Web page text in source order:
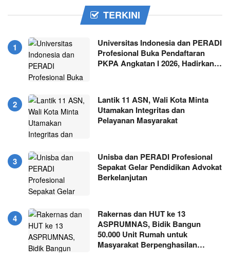
TERKINI
Universitas Indonesia dan PERADI
Profesional Buka Pendaftaran
PKPA Angkatan I 2026, Hadirkan…
Lantik 11 ASN, Wali Kota Minta
Utamakan Integritas dan
Pelayanan Masyarakat
Unisba dan PERADI Profesional
Sepakat Gelar Pendidikan Advokat
Berkelanjutan
Rakernas dan HUT ke 13
ASPRUMNAS, Bidik Bangun
50.000 Unit Rumah untuk
Masyarakat Berpenghasilan…